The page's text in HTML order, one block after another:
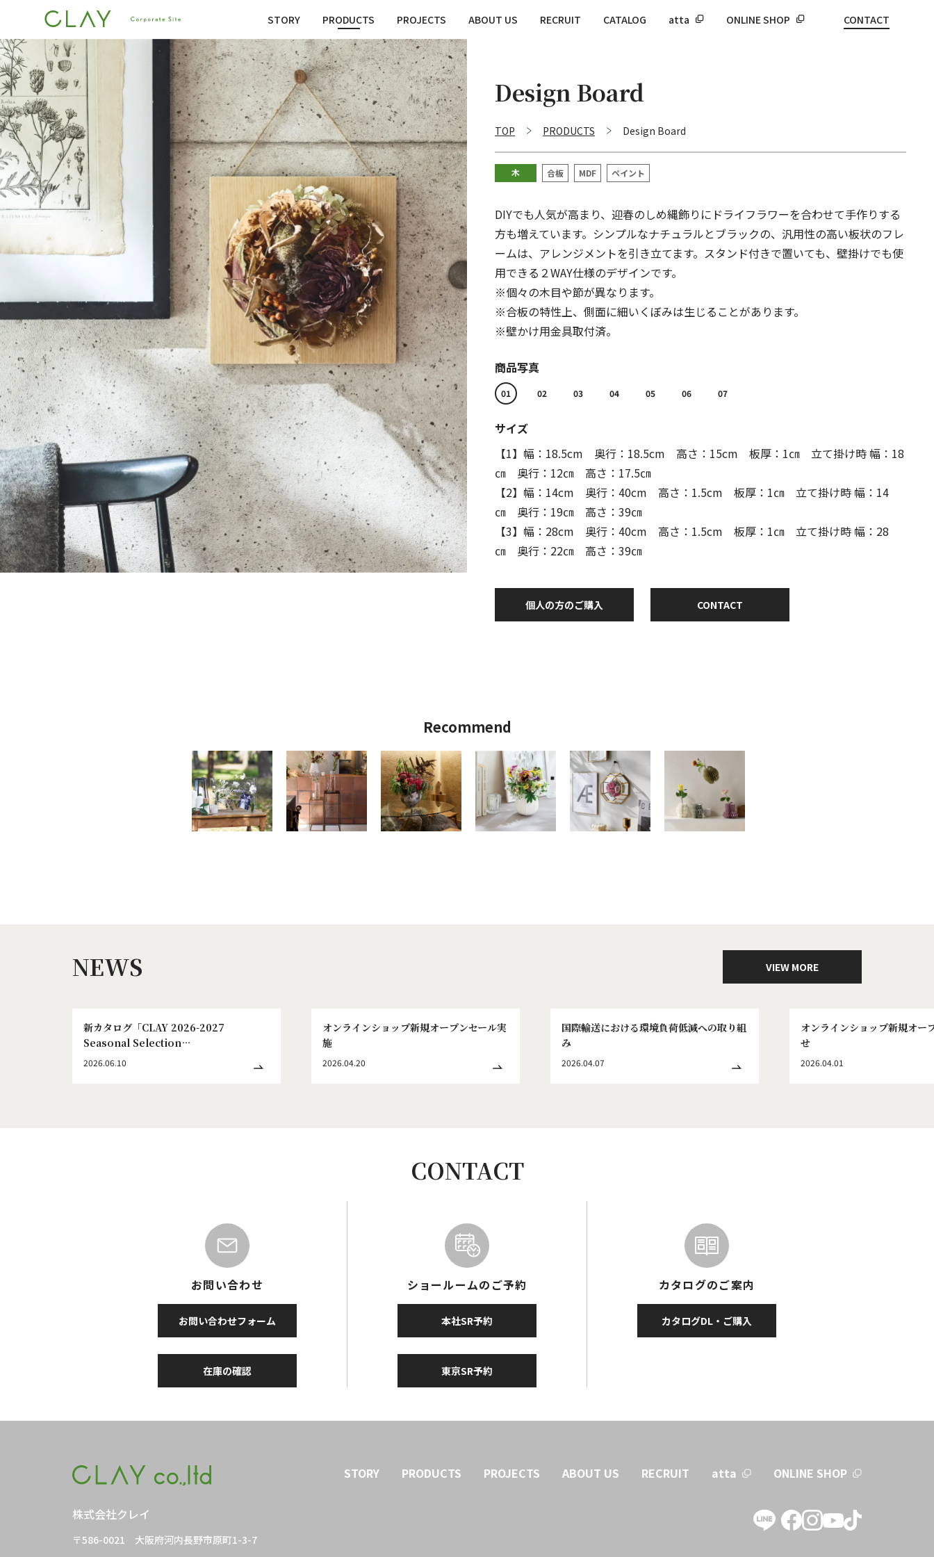
STORY PRODUCTS PROJECTS ABOUT US RECRUIT CATALOG atta ONLINE SHOP CONTACT
Design Board
TOP PRODUCTS Design Board
木 合板 MDF ペイント
DIYでも人気が高まり、迎春のしめ縄飾りにドライフラワーを合わせて手作りする
方も増えています。シンプルなナチュラルとブラックの、汎用性の高い板状のフレ
ームは、アレンジメントを引き立てます。スタンド付きで置いても、壁掛けでも使
用できる２WAY仕様のデザインです。
※個々の木目や節が異なります。
※合板の特性上、側面に細いくぼみは生じることがあります。
※壁かけ用金具取付済。
商品写真
01 02 03 04 05 06 07
サイズ
【1】幅：18.5cm 奥行：18.5cm 高さ：15cm 板厚：1㎝ 立て掛け時 幅：18
㎝ 奥行：12㎝ 高さ：17.5㎝
【2】幅：14cm 奥行：40cm 高さ：1.5cm 板厚：1㎝ 立て掛け時 幅：14
㎝ 奥行：19㎝ 高さ：39㎝
【3】幅：28cm 奥行：40cm 高さ：1.5cm 板厚：1㎝ 立て掛け時 幅：28
㎝ 奥行：22㎝ 高さ：39㎝
個人の方のご購入 CONTACT
Recommend
NEWS VIEW MORE
新カタログ「CLAY 2026-2027
Seasonal Selection
WINTER&SPRING No.186」発刊のお
2026.06.10
オンラインショップ新規オープンセール実
施
2026.04.20
国際輸送における環境負荷低減への取り組
み
2026.04.07
オンラインショップ新規オー
せ
2026.04.01
CONTACT
お問い合わせ
お問い合わせフォーム
在庫の確認
ショールームのご予約
本社SR予約
東京SR予約
カタログのご案内
カタログDL・ご購入
株式会社クレイ
〒586-0021 大阪府河内長野市原町1-3-7
STORY PRODUCTS PROJECTS ABOUT US RECRUIT atta ONLINE SHOP